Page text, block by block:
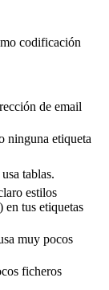
codificación
de email
ninguna etiqueta
tablas.
estilos
en tus etiquetas
muy pocos
ficheros